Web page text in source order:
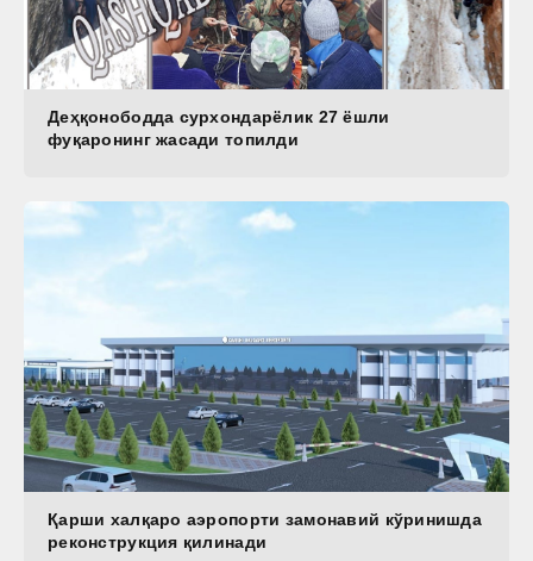
Деҳқонободда сурхондарёлик 27 ёшли
фуқаронинг жасади топилди
Қарши халқаро аэропорти замонавий кўринишда
реконструкция қилинади